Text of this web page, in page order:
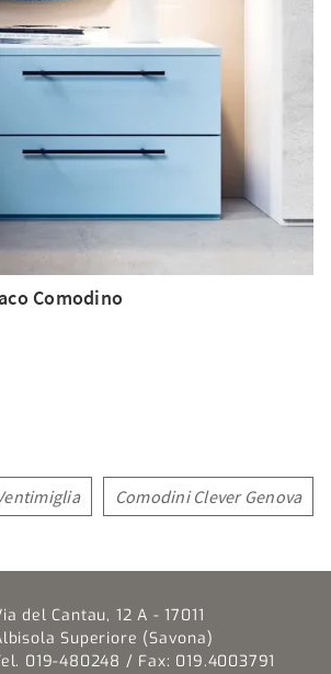
Comodino
Comodini Clever Genova
del Cantau, 12 A - 17011
Superiore (Savona)
019-480248 / Fax: 019.4003791